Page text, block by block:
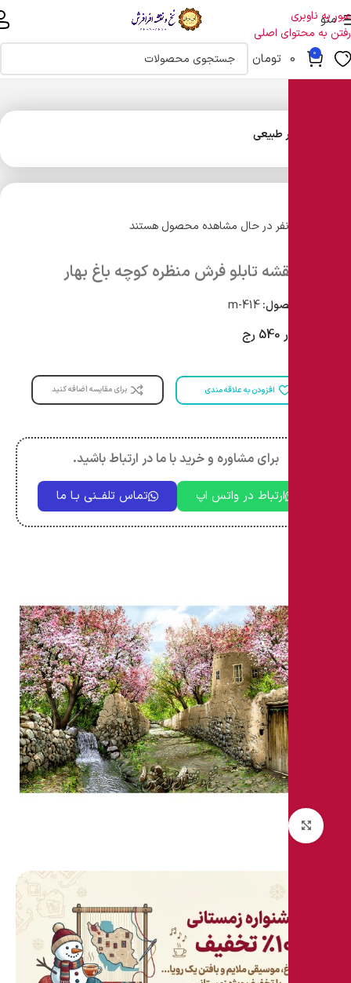
عبور به ناوبری
رفتن به محتوای اصلی
منو
0
0 تومان
مناظر طبیعی
نفر در حال مشاهده محصول هستند
نخ و نقشه تابلو فرش منظره کوچه باغ بهار
شناسه محصول:m-414
افزودن به علاقه مندی برای مقایسه اضافه کنید
برای مشاوره و خرید با ما در ارتباط باشید.
ارتباط در واتس اپ تماس تلفــنی بـا ما
بزرگنمایی تصویر